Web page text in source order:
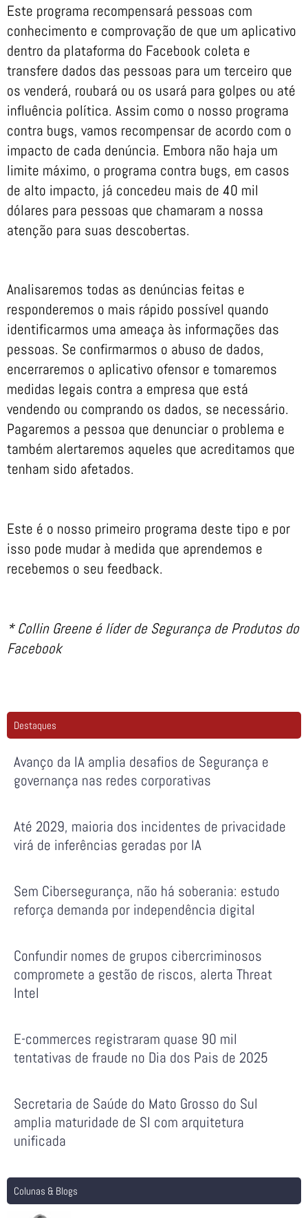
Este programa recompensará pessoas com
conhecimento e comprovação de que um aplicativo
dentro da plataforma do Facebook coleta e
transfere dados das pessoas para um terceiro que
os venderá, roubará ou os usará para golpes ou até
influência política. Assim como o nosso programa
contra bugs, vamos recompensar de acordo com o
impacto de cada denúncia. Embora não haja um
limite máximo, o programa contra bugs, em casos
de alto impacto, já concedeu mais de 40 mil
dólares para pessoas que chamaram a nossa
atenção para suas descobertas.
Analisaremos todas as denúncias feitas e
responderemos o mais rápido possível quando
identificarmos uma ameaça às informações das
pessoas. Se confirmarmos o abuso de dados,
encerraremos o aplicativo ofensor e tomaremos
medidas legais contra a empresa que está
vendendo ou comprando os dados, se necessário.
Pagaremos a pessoa que denunciar o problema e
também alertaremos aqueles que acreditamos que
tenham sido afetados.
Este é o nosso primeiro programa deste tipo e por
isso pode mudar à medida que aprendemos e
recebemos o seu feedback.
* Collin Greene é líder de Segurança de Produtos do
Facebook
Destaques
Avanço da IA amplia desafios de Segurança e
governança nas redes corporativas
Até 2029, maioria dos incidentes de privacidade
virá de inferências geradas por IA
Sem Cibersegurança, não há soberania: estudo
reforça demanda por independência digital
Confundir nomes de grupos cibercriminosos
compromete a gestão de riscos, alerta Threat
Intel
E-commerces registraram quase 90 mil
tentativas de fraude no Dia dos Pais de 2025
Secretaria de Saúde do Mato Grosso do Sul
amplia maturidade de SI com arquitetura
unificada
Colunas & Blogs